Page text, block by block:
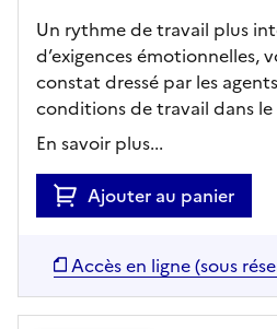
Un rythme de travail plus
d’exigences émotionnelles,
constat dressé par les
conditions de travail dans
En savoir plus...
Ajouter au panier
Accès en ligne (sous